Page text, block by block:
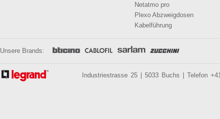
Netatmo pro
Plexo Abzweigdosen
Kabelführung
Unsere Brands:
Industriestrasse 25 | 5033 Buchs | Telefon